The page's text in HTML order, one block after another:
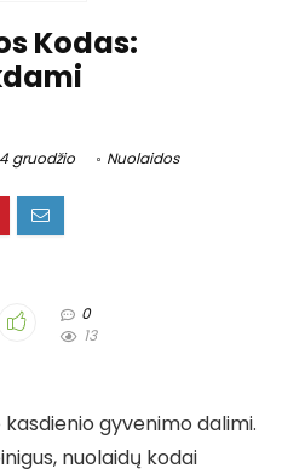
Kodas:
gruodžio Nuolaidos
0
13
gyvenimo dalimi.
nuolaidų kodai